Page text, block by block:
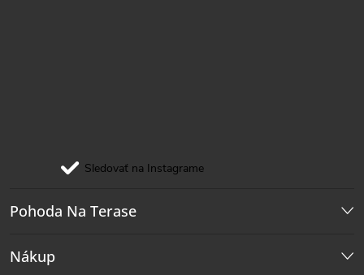
Sledovať na Instagrame
Pohoda Na Terase
Nákup